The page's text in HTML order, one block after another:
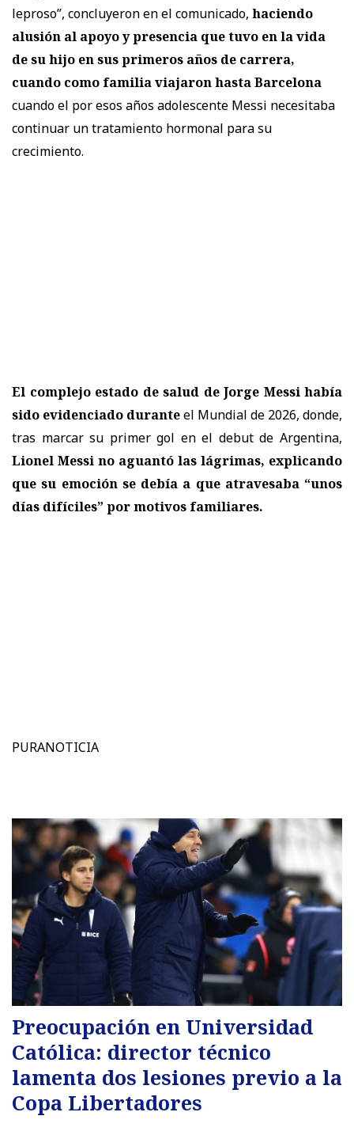
leproso”, concluyeron en el comunicado, haciendo
alusión al apoyo y presencia que tuvo en la vida
de su hijo en sus primeros años de carrera,
cuando como familia viajaron hasta Barcelona
cuando el por esos años adolescente Messi necesitaba
continuar un tratamiento hormonal para su
crecimiento.
El complejo estado de salud de Jorge Messi había
sido evidenciado duranteel Mundial de 2026, donde,
tras marcar su primer gol en el debut de Argentina,
Lionel Messi no aguantó las lágrimas, explicando
que su emoción se debía a que atravesaba “unos
días difíciles” por motivos familiares.
PURANOTICIA
Preocupación en Universidad
Católica: director técnico
lamenta dos lesiones previo a la
Copa Libertadores